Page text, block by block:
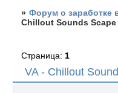
» Форум о заработке
Chillout Sounds Scape
VA - Chillout
Страница: 1